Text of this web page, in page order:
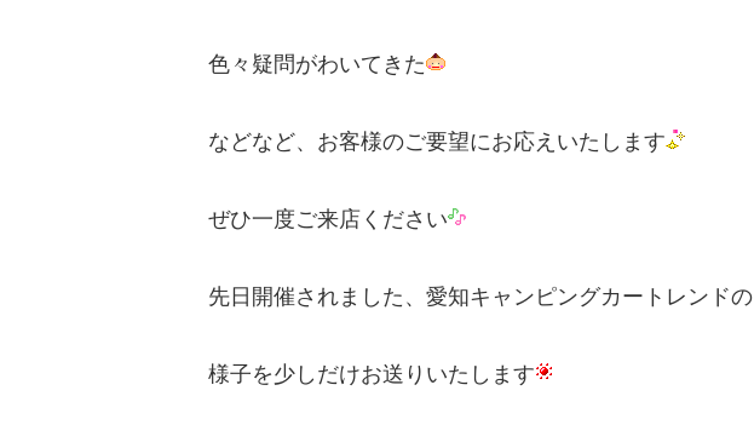
色々疑問がわいてきた
などなど、お客様のご要望にお応えいたします
ぜひ一度ご来店ください
先日開催されました、愛知キャンピングカートレンドの
様子を少しだけお送りいたします